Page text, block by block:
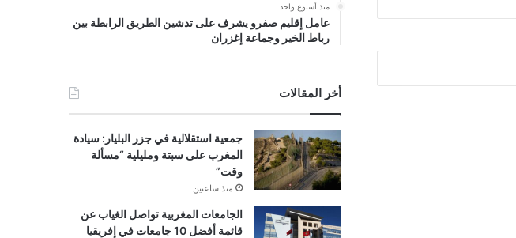
منذ أسبوع واحد
عامل إقليم صفرو يشرف على تدشين الطريق الرابطة بين
رباط الخير وجماعة إغزران
أخر المقالات
جمعية استقلالية في جزر البليار: سيادة
المغرب على سبتة ومليلية “مسألة
وقت”
منذ ساعتين
الجامعات المغربية تواصل الغياب عن
قائمة أفضل 10 جامعات في إفريقيا